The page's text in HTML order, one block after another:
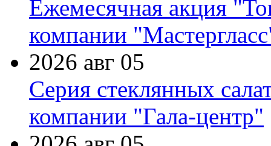
Ежемесячная акция
компании
2026 авг 05
Серия стеклянных
компании "Гала-центр"